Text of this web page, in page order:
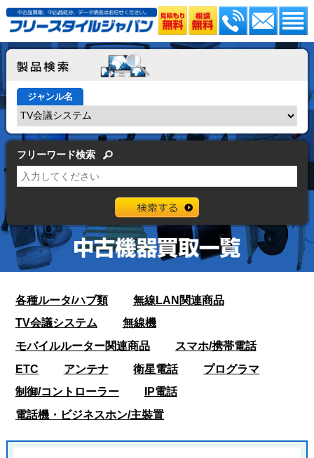
ジャンル名
フリーワード検索
各種ルータ/ハブ類
無線LAN関連商品
TV会議システム
無線機
モバイルルーター関連商品
スマホ/携帯電話
ETC
アンテナ 衛星電話
プログラマ
制御/コントローラー
IP電話
電話機・ビジネスホン/主裝置